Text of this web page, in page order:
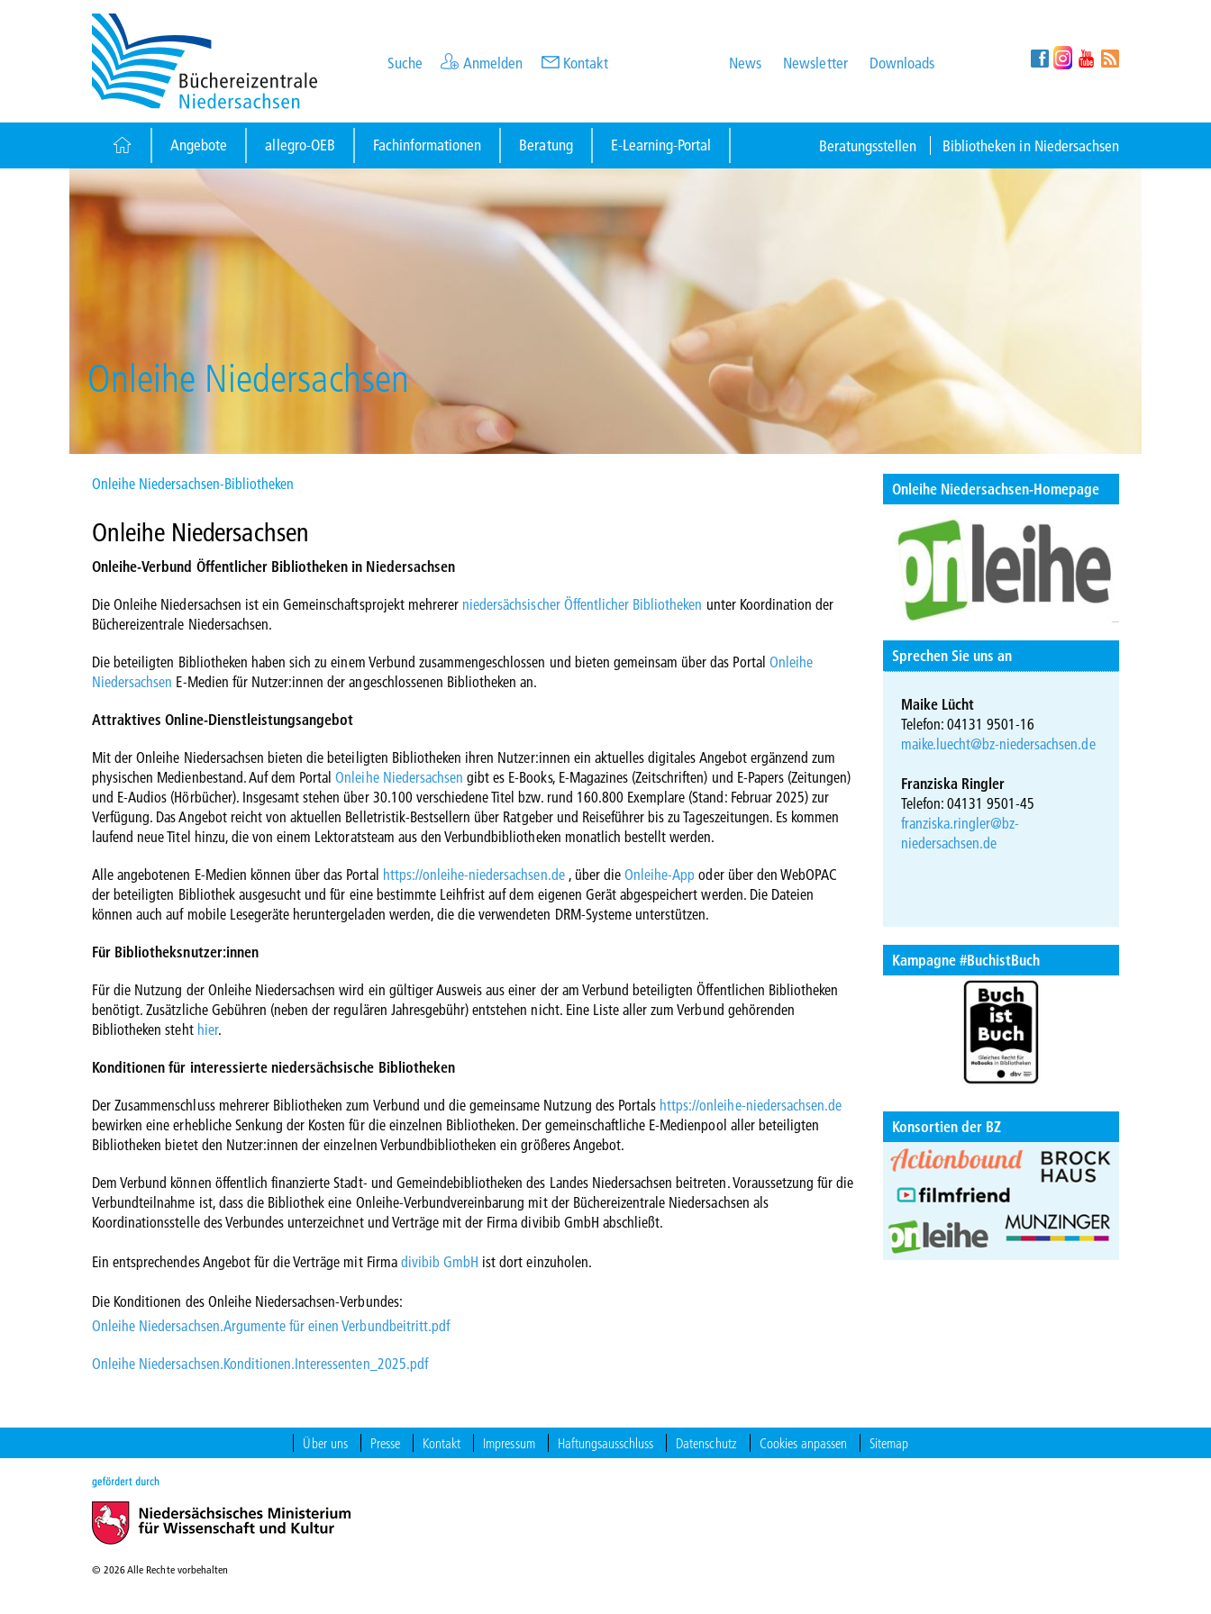
Suche Anmelden Kontakt News Newsletter Downloads
Angebote allegro-OEB Fachinformationen Beratung E-Learning-Portal Beratungsstellen Bibliotheken in Niedersachsen
Onleihe Niedersachsen
Onleihe Niedersachsen-Bibliotheken
Onleihe Niedersachsen
Onleihe-Verbund Öffentlicher Bibliotheken in Niedersachsen
Die Onleihe Niedersachsen ist ein Gemeinschaftsprojekt mehrerer niedersächsischer Öffentlicher Bibliotheken unter Koordination der
Büchereizentrale Niedersachsen.
Die beteiligten Bibliotheken haben sich zu einem Verbund zusammengeschlossen und bieten gemeinsam über das Portal Onleihe
Niedersachsen E-Medien für Nutzer:innen der angeschlossenen Bibliotheken an.
Attraktives Online-Dienstleistungsangebot
Mit der Onleihe Niedersachsen bieten die beteiligten Bibliotheken ihren Nutzer:innen ein aktuelles digitales Angebot ergänzend zum
physischen Medienbestand. Auf dem PortalOnleihe Niedersachsen gibt es E-Books, E-Magazines (Zeitschriften) und E-Papers (Zeitungen)
und E-Audios (Hörbücher). Insgesamt stehen über 30.100 verschiedene Titel bzw. rund 160.800 Exemplare (Stand: Februar 2025) zur
Verfügung. Das Angebot reicht von aktuellen Belletristik-Bestsellern über Ratgeber und Reiseführer bis zu Tageszeitungen. Es kommen
laufend neue Titel hinzu, die von einem Lektoratsteam aus den Verbundbibliotheken monatlich bestellt werden.
Alle angebotenen E-Medien können über das Portal https://onleihe-niedersachsen.de, über dieOnleihe-App oder über den WebOPAC
der beteiligten Bibliothek ausgesucht und für eine bestimmte Leihfrist auf dem eigenen Gerät abgespeichert werden. Die Dateien
können auch auf mobile Lesegeräte heruntergeladen werden, die die verwendeten DRM-Systeme unterstützen.
Für Bibliotheksnutzer:innen
Für die Nutzung der Onleihe Niedersachsen wird ein gültiger Ausweis aus einer der am Verbund beteiligten Öffentlichen Bibliotheken
benötigt. Zusätzliche Gebühren (neben der regulären Jahresgebühr) entstehen nicht. Eine Liste aller zum Verbund gehörenden
Bibliotheken steht hier.
Konditionen für interessierte niedersächsische Bibliotheken
Der Zusammenschluss mehrerer Bibliotheken zum Verbund und die gemeinsame Nutzung des Portals https://onleihe-niedersachsen.de
bewirken eine erhebliche Senkung der Kosten für die einzelnen Bibliotheken. Der gemeinschaftliche E-Medienpool aller beteiligten
Bibliotheken bietet den Nutzer:innen der einzelnen Verbundbibliotheken ein größeres Angebot.
Dem Verbund können öffentlich finanzierte Stadt- und Gemeindebibliotheken des Landes Niedersachsen beitreten. Voraussetzung für die
Verbundteilnahme ist, dass die Bibliothek eine Onleihe-Verbundvereinbarung mit der Büchereizentrale Niedersachsen als
Koordinationsstelle des Verbundes unterzeichnet und Verträge mit der Firma divibib GmbH abschließt.
Ein entsprechendes Angebot für die Verträge mit Firmadivibib GmbH ist dort einzuholen.
Die Konditionen des Onleihe Niedersachsen-Verbundes:
Onleihe Niedersachsen.Argumente für einen Verbundbeitritt.pdf
Onleihe Niedersachsen.Konditionen.Interessenten_2025.pdf
Onleihe Niedersachsen-Homepage
Sprechen Sie uns an
Maike Lücht
Telefon: 04131 9501-16
maike.luecht@bz-niedersachsen.de
Franziska Ringler
Telefon: 04131 9501-45
franziska.ringler@bz-
niedersachsen.de
Kampagne #BuchistBuch
Konsortien der BZ
Über uns Presse Kontakt Impressum Haftungsausschluss Datenschutz Cookies anpassen Sitemap
© 2026 Alle Rechte vorbehalten